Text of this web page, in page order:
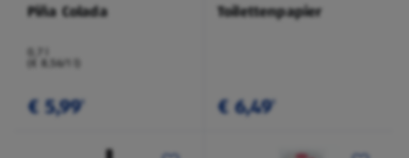
Piña Colada
(€ 8,56/1 l)
€ 5,99¹
Toilettenpapier
€ 6,49¹